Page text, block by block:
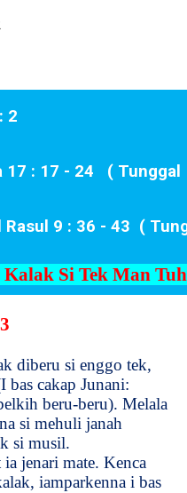
seperti IM Satria Duta
2
17 : 17 - 24 ( Tunggal
Rasul 9 : 36 - 43 (
Kalak Si Tek Man
diberu si enggo tek,
bas cakap Junani:
beru-beru). Melala
si mehuli janah
si musil.
ia jenari mate. Kenca
iamparkenna i bas